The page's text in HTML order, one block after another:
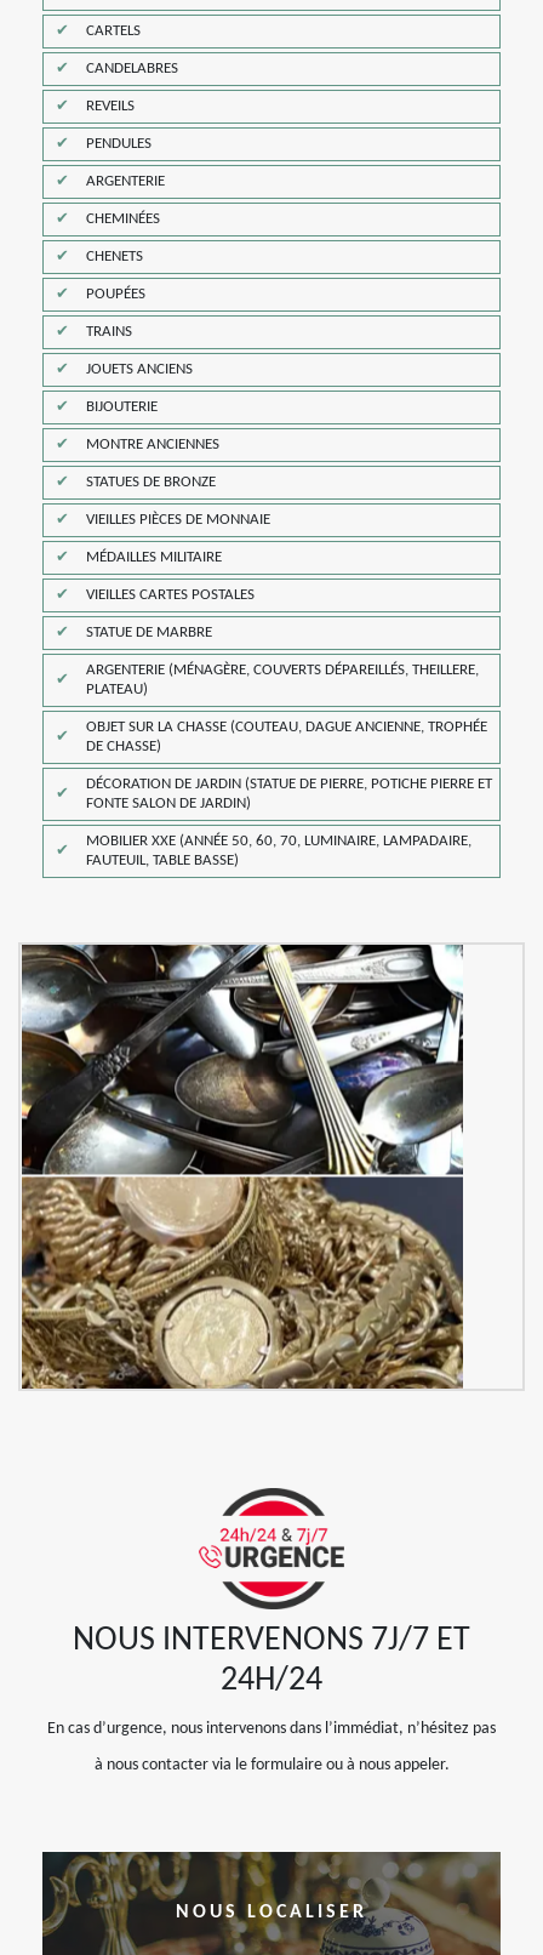
CARTELS
CANDELABRES
REVEILS
PENDULES
ARGENTERIE
CHEMINÉES
CHENETS
POUPÉES
TRAINS
JOUETS ANCIENS
BIJOUTERIE
MONTRE ANCIENNES
STATUES DE BRONZE
VIEILLES PIÈCES DE MONNAIE
MÉDAILLES MILITAIRE
VIEILLES CARTES POSTALES
STATUE DE MARBRE
ARGENTERIE (MÉNAGÈRE, COUVERTS DÉPAREILLÉS, THEILLERE,
PLATEAU)
OBJET SUR LA CHASSE (COUTEAU, DAGUE ANCIENNE, TROPHÉE
DE CHASSE)
DÉCORATION DE JARDIN (STATUE DE PIERRE, POTICHE PIERRE ET
FONTE SALON DE JARDIN)
MOBILIER XXE (ANNÉE 50, 60, 70, LUMINAIRE, LAMPADAIRE,
FAUTEUIL, TABLE BASSE)
NOUS INTERVENONS 7J/7 ET
24H/24
En cas d’urgence, nous intervenons dans l’immédiat, n’hésitez pas
à nous contacter via le formulaire ou à nous appeler.
NOUS LOCALISER